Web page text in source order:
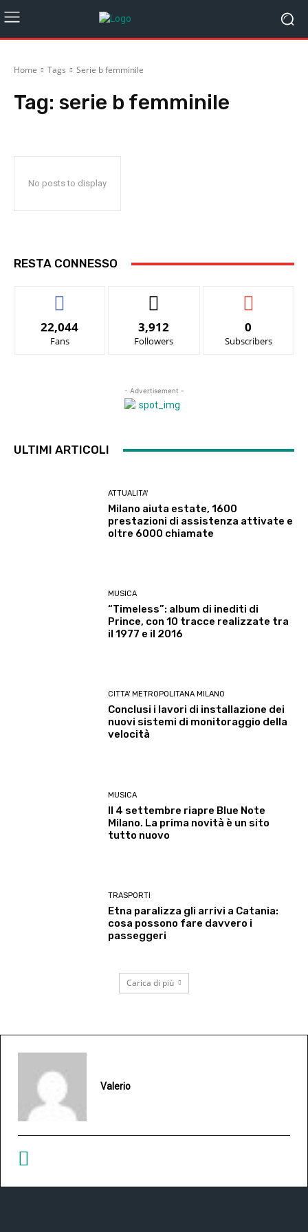
Home Tags Serie b femminile
Tag: serie b femminile
No posts to display
RESTA CONNESSO
22,044
Fans
3,912
Followers
0
Subscribers
- Advertisement -
ULTIMI ARTICOLI
ATTUALITA'
Milano aiuta estate, 1600
prestazioni di assistenza attivate e
oltre 6000 chiamate
MUSICA
“Timeless”: album di inediti di
Prince, con 10 tracce realizzate tra
il 1977 e il 2016
CITTA' METROPOLITANA MILANO
Conclusi i lavori di installazione dei
nuovi sistemi di monitoraggio della
velocità
MUSICA
Il 4 settembre riapre Blue Note
Milano. La prima novità è un sito
tutto nuovo
TRASPORTI
Etna paralizza gli arrivi a Catania:
cosa possono fare davvero i
passeggeri
Carica di più
Valerio